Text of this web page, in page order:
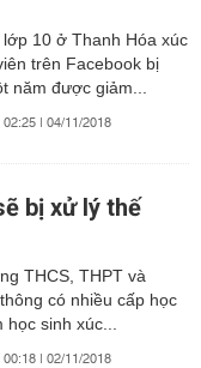
lớp 10 ở Thanh Hóa xúc
trên Facebook bị
năm được giảm...
02:25 | 04/11/2018
bị xử lý thế
THCS, THPT và
có nhiều cấp học
sinh xúc...
00:18 | 02/11/2018